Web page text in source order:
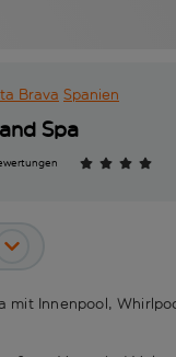
Brava Spanien
Spa
mit Innenpool,